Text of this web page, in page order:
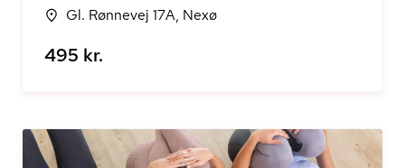
Gl. Rønnevej 17A, Nexø
495 kr.